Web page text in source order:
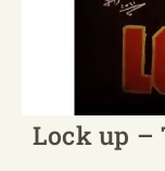
Lock up –